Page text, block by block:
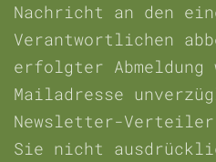
Nachricht an den
Verantwortlichen
erfolgter
Mailadresse
Newsletter-
Sie nicht